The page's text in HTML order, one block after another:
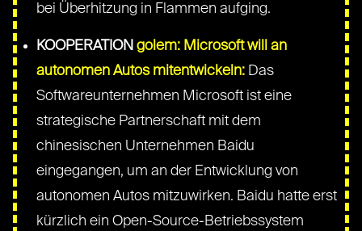
bei Überhitzung in Flammen aufging.
KOOPERATIONgolem: Microsoft will an
autonomen Autos mitentwickeln: Das
Softwareunternehmen Microsoft ist eine
strategische Partnerschaft mit dem
chinesischen Unternehmen Baidu
eingegangen, um an der Entwicklung von
autonomen Autos mitzuwirken. Baidu hatte erst
kürzlich ein Open-Source-Betriebssystem